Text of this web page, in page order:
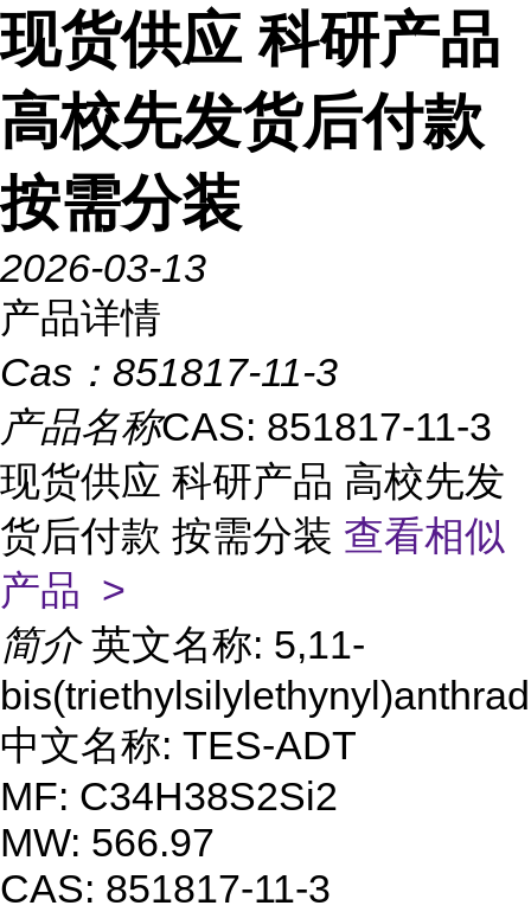
现货供应 科研产品
高校先发货后付款
按需分装
2026-03-13
产品详情
Cas： 851817-11-3
产品名称CAS: 851817-11-3
现货供应 科研产品 高校先发
货后付款 按需分装 查看相似
产品 >
简介 英文名称: 5,11-
中文名称: TES-ADT
MF: C34H38S2Si2
MW: 566.97
CAS: 851817-11-3